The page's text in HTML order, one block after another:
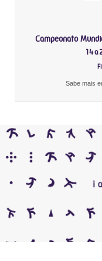
Campeonato
14 a
Sabe mais